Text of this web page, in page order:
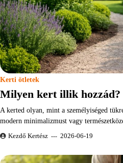
Kerti ötletek
Milyen kert illik hozzád?
A kerted olyan, mint a személyiséged
modern minimalizmust vagy
Kezdő Kertész 2026-06-19